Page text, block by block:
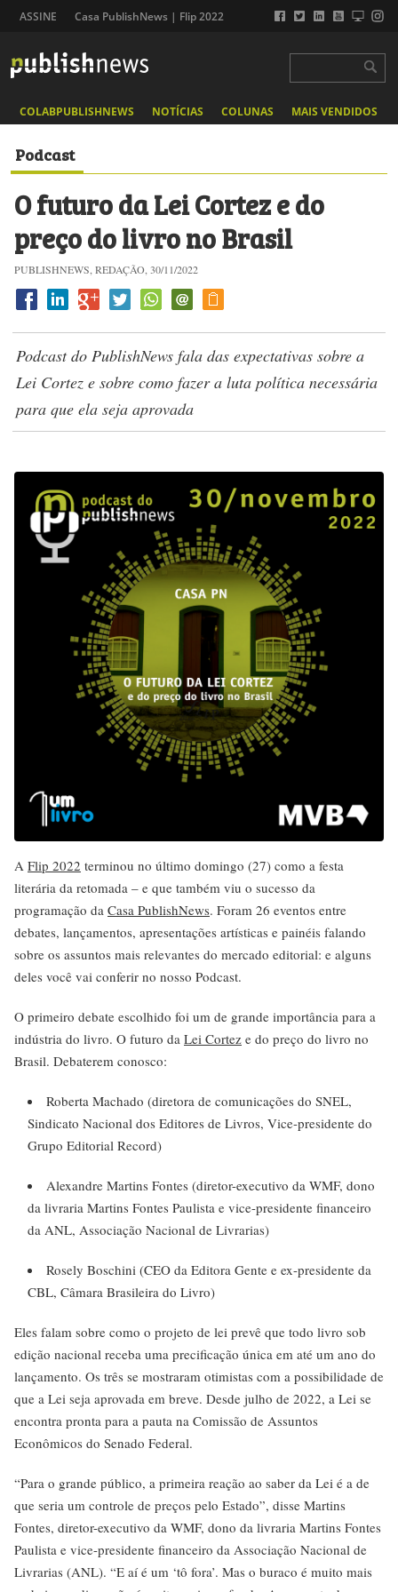
ASSINE Casa PublishNews | Flip 2022
COLABPUBLISHNEWS NOTÍCIAS COLUNAS MAIS VENDIDOS
Podcast
O futuro da Lei Cortez e do
preço do livro no Brasil
PUBLISHNEWS, REDAÇÃO, 30/11/2022
Podcast do PublishNews fala das expectativas sobre a
Lei Cortez e sobre como fazer a luta política necessária
para que ela seja aprovada
A Flip 2022 terminou no último domingo (27) como a festa
literária da retomada – e que também viu o sucesso da
programação da Casa PublishNews. Foram 26 eventos entre
debates, lançamentos, apresentações artísticas e painéis falando
sobre os assuntos mais relevantes do mercado editorial: e alguns
deles você vai conferir no nosso Podcast.
O primeiro debate escolhido foi um de grande importância para a
indústria do livro. O futuro da Lei Cortez e do preço do livro no
Brasil. Debaterem conosco:
Roberta Machado (diretora de comunicações do SNEL,
Sindicato Nacional dos Editores de Livros, Vice-presidente do
Grupo Editorial Record)
Alexandre Martins Fontes (diretor-executivo da WMF, dono
da livraria Martins Fontes Paulista e vice-presidente financeiro
da ANL, Associação Nacional de Livrarias)
Rosely Boschini (CEO da Editora Gente e ex-presidente da
CBL, Câmara Brasileira do Livro)
Eles falam sobre como o projeto de lei prevê que todo livro sob
edição nacional receba uma precificação única em até um ano do
lançamento. Os três se mostraram otimistas com a possibilidade de
que a Lei seja aprovada em breve. Desde julho de 2022, a Lei se
encontra pronta para a pauta na Comissão de Assuntos
Econômicos do Senado Federal.
“Para o grande público, a primeira reação ao saber da Lei é a de
que seria um controle de preços pelo Estado”, disse Martins
Fontes, diretor-executivo da WMF, dono da livraria Martins Fontes
Paulista e vice-presidente financeiro da Associação Nacional de
Livrarias (ANL). “E aí é um ‘tô fora’. Mas o buraco é muito mais